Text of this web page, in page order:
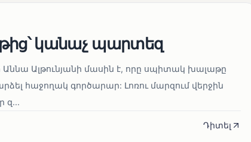
կանաչ պարտեզ
Աննա Ալթունյանի մասին է, որը սպիտակ խալաթը
հաջողակ գործարար: Լոռու մարզում վերջին
զ...
Դիտել